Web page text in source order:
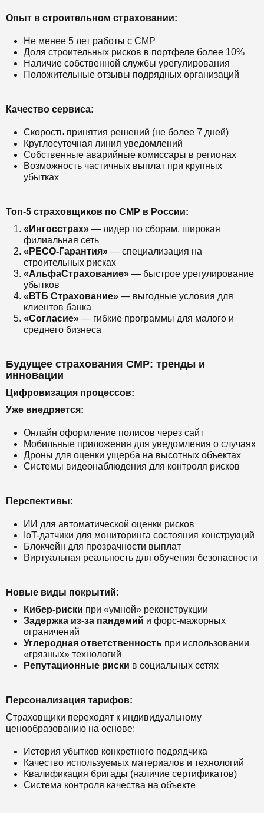
Опыт в строительном страховании:
Не менее 5 лет работы с СМР
Доля строительных рисков в портфеле более 10%
Наличие собственной службы урегулирования
Положительные отзывы подрядных организаций
Качество сервиса:
Скорость принятия решений (не более 7 дней)
Круглосуточная линия уведомлений
Собственные аварийные комиссары в регионах
Возможность частичных выплат при крупных
убытках
Топ-5 страховщиков по СМР в России:
«Ингосстрах» — лидер по сборам, широкая
филиальная сеть
«РЕСО-Гарантия» — специализация на
строительных рисках
«АльфаСтрахование» — быстрое урегулирование
убытков
«ВТБ Страхование» — выгодные условия для
клиентов банка
«Согласие» — гибкие программы для малого и
среднего бизнеса
Будущее страхования СМР: тренды и
инновации
Цифровизация процессов:
Уже внедряется:
Онлайн оформление полисов через сайт
Мобильные приложения для уведомления о случаях
Дроны для оценки ущерба на высотных объектах
Системы видеонаблюдения для контроля рисков
Перспективы:
ИИ для автоматической оценки рисков
IoT-датчики для мониторинга состояния конструкций
Блокчейн для прозрачности выплат
Виртуальная реальность для обучения безопасности
Новые виды покрытий:
Кибер-риски при «умной» реконструкции
Задержка из-за пандемий и форс-мажорных
ограничений
Углеродная ответственность при использовании
«грязных» технологий
Репутационные риски в социальных сетях
Персонализация тарифов:
Страховщики переходят к индивидуальному
ценообразованию на основе:
История убытков конкретного подрядчика
Качество используемых материалов и технологий
Квалификация бригады (наличие сертификатов)
Система контроля качества на объекте